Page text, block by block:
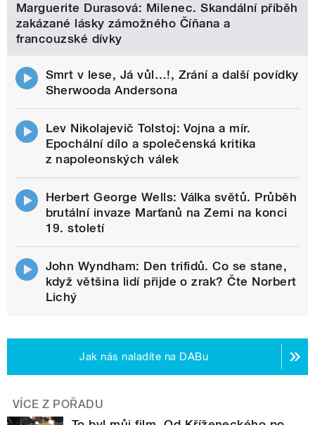
Marguerite Durasová: Milenec. Skandální příběh
zakázané lásky zámožného Číňana a
francouzské dívky
Smrt v lese, Já vůl…!, Zrání a další povídky
Sherwooda Andersona
Lev Nikolajevič Tolstoj: Vojna a mír.
Epochální dílo a společenská kritika
z napoleonských válek
Herbert George Wells: Válka světů. Průběh
brutální invaze Marťanů na Zemi na konci
19. století
John Wyndham: Den trifidů. Co se stane,
když většina lidí přijde o zrak? Čte Norbert
Lichý
Jak nás naladíte na DABu
VÍCE Z POŘADU